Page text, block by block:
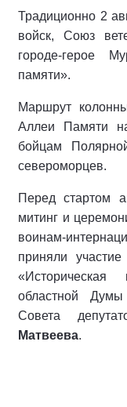
Традиционно 2
войск, Союз
городе-герое
памяти».
Маршрут
Аллеи Памяти
бойцам
североморцев.
Перед стартом
митинг и
воинам-
приняли участие
областной Думы
Совета
Матвеева.